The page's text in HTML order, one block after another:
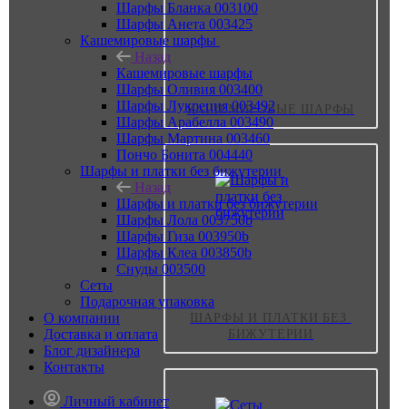
КАШЕМИРОВЫЕ ШАРФЫ
ШАРФЫ И ПЛАТКИ БЕЗ
БИЖУТЕРИИ
Шарфы Бланка 003100
Шарфы Анета 003425
Кашемировые шарфы
Назад
Кашемировые шарфы
Шарфы Оливия 003400
Шарфы Лукреция 003492
Шарфы Арабелла 003490
Шарфы Мартина 003460
Пончо Бонита 004440
Шарфы и платки без бижутерии
Назад
Шарфы и платки без бижутерии
Шарфы Лола 003750b
Шарфы Гиза 003950b
Шарфы Клеа 003850b
Снуды 003500
Сеты
Подарочная упаковка
О компании
Доставка и оплата
Блог дизайнера
Контакты
Личный кабинет